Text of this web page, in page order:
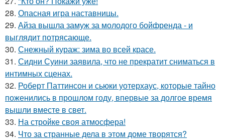
28. Опасная игра наставницы.
29. Айза вышла замуж за молодого бойфренда - и
выглядит потрясающе.
30. Снежный кураж: зима во всей красе.
31. Сидни Суини заявила, что не прекратит сниматься в
интимных сценах.
32. Роберт Паттинсон и сьюки уотерхаус, которые тайно
поженились в прошлом году, впервые за долгое время
вышли вместе в свет.
33. На стройке своя атмосфера!
34. Что за странные дела в этом доме творятся?